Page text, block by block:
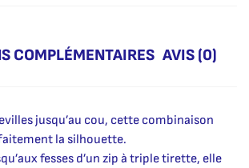
COMPLÉMENTAIRES AVIS (0)
jusqu’au cou, cette combinaison
la silhouette.
fesses d’un zip à triple tirette, elle